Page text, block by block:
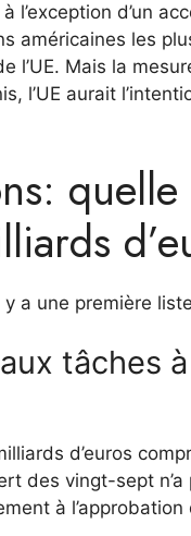
l’exception d’un
américaines les
l’UE. Mais la
l’UE aurait
a une première
tâches
d’euros
des vingt-sept
à l’approbation